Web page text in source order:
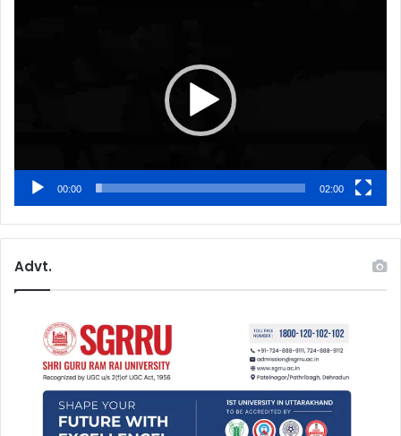
00:00 02:00
Advt.